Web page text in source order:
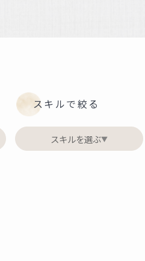
スキルで絞る
スキルを選ぶ▼